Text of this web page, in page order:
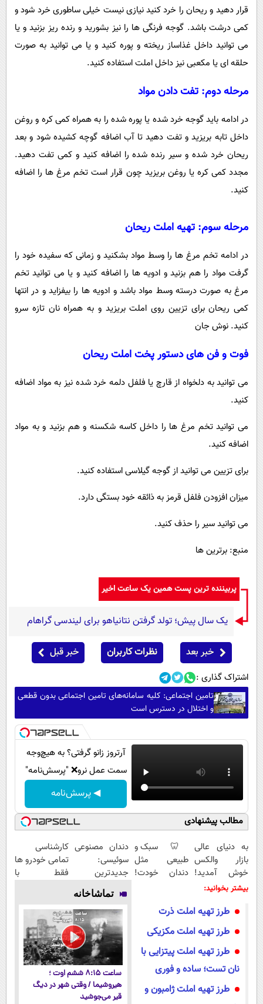
قرار دهید و ریحان را خرد کنید نیازی نیست خیلی ساطوری خرد شود و
کمی درشت باشد. گوجه فرنگی ها را نیز بشورید و رنده ریز بزنید و یا
می توانید داخل غذاساز ریخته و پوره کنید و یا می توانید به صورت
حلقه ای یا مکعبی نیز داخل املت استفاده کنید.
مرحله دوم: تفت دادن مواد
در ادامه باید گوجه خرد شده یا پوره شده را به همراه کمی کره و روغن
داخل تابه بریزید و تفت دهید تا آب اضافه گوچه کشیده شود و بعد
ریحان خرد شده و سیر رنده شده را اضافه کنید و کمی تفت دهید.
مجدد کمی کره یا روغن بریزید چون قرار است تخم مرغ ها را اضافه
کنید.
مرحله سوم: تهیه املت ریحان
در ادامه تخم مرغ ها را وسط مواد بشکنید و زمانی که سفیده خود را
گرفت مواد را هم بزنید و ادویه ها را اضافه کنید و یا می توانید تخم
مرغ به صورت درسته وسط مواد باشد و ادویه ها را بیفزاید و در انتها
کمی ریحان برای تزیین روی املت بریزید و به همراه نان تازه سرو
کنید. نوش جان
فوت و فن های دستور پخت املت ریحان
می توانید به دلخواه از قارچ یا فلفل دلمه خرد شده نیز به مواد اضافه
کنید.
می توانید تخم مرغ ها را داخل کاسه شکسنه و هم بزنید و به مواد
اضافه کنید.
برای تزیین می توانید از گوجه گیلاسی استفاده کنید.
میزان افزودن فلفل قرمز به ذائقه خود بستگی دارد.
می توانید سیر را حذف کنید.
منبع: برترین ها
پربیننده ترین پست همین یک ساعت اخیر
یک سال پیش؛ تولد گرفتن نتانیاهو برای لیندسی گراهام
خبر بعد نظرات کاربران خبر قبل
اشتراک گذاری :
تامین اجتماعی: کلیه سامانه‌های تامین اجتماعی بدون قطعی
و اختلال در دسترس است
آرتروز زانو گرفتی؟ به هیچ‌وجه
سمت عمل نرو❌ "پرسش‌نامه"
◀ پرسش‌نامه
مطالب پیشنهادی
به دنیای عالی
بازار والکس
خوش آمدید!
ترید را آغاز
🦷 سبک و
طبیعی مثل
دندان خودت!
اقساطی 💳 📍
تهران
دندان مصنوعی
سوئیسی:
جدیدترین
فناوری اروپا،
سبک و مقاوم |
پرداخت قسطی
کارشناسی
تمامی خودرو ها
فقط با
بیشتر بخوانید:
طرز تهیه املت ذرت
طرز تهیه املت مکزیکی
طرز تهیه املت پیتزایی با
نان تست؛ ساده و فوری
طرز تهیه املت ژامبون و
تماشاخانه
ساعت ۸:۱۵ ششم اوت ؛
هیروشیما / وقتی شهر در دیگ
قیر می‌جوشید